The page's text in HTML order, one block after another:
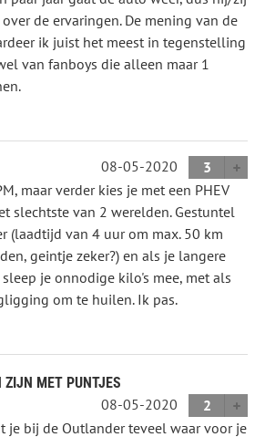
de ervaringen. De mening van de
ik juist het meest in tegenstelling
van fanboys die alleen maar 1
08-05-2020
3
maar verder kies je met een PHEV
slechtste van 2 werelden. Gestuntel
(laadtijd van 4 uur om max. 50 km
geintje zeker?) en als je langere
je onnodige kilo's mee, met als
om te huilen. Ik pas.
ZIJN MET PUNTJES
08-05-2020
2
je bij de Outlander teveel waar voor je